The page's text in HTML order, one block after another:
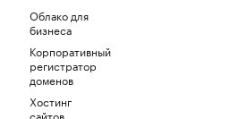
Облако для
бизнеса
Корпоративный
регистратор
доменов
Хостинг
сайтов